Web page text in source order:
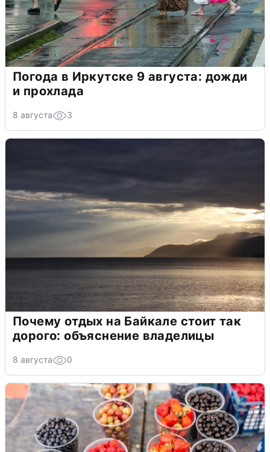
Погода в Иркутске 9 августа: дожди
и прохлада
8 августа 3
Почему отдых на Байкале стоит так
дорого: объяснение владелицы
8 августа 0